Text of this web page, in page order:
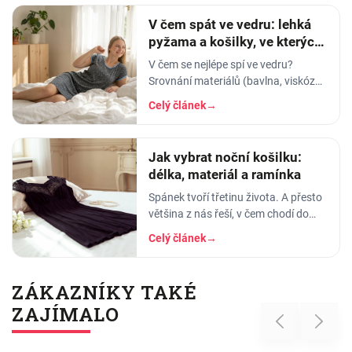
V čem spát ve vedru: lehká
pyžama a košilky, ve kterých
se nezapaříte
V čem se nejlépe spí ve vedru?
Srovnání materiálů (bavlna, viskóza,
len, hedvábí) a tipy na lehká letní
pyžama a noční košilky, ve kterých
Celý článek→
Jak vybrat noční košilku:
délka, materiál a ramínka
Spánek tvoří třetinu života. A přesto
většina z nás řeší, v čem chodí do
práce, do divadla nebo na rande, ale
to, v čem stráví těch osm hodin…
Celý článek→
ZÁKAZNÍKY TAKÉ
ZAJÍMALO
Previous Next